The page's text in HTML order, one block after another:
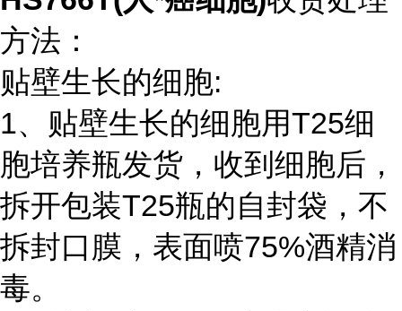
方法：
贴壁生长的细胞:
1、贴壁生长的细胞用T25细
胞培养瓶发货，收到细胞后，
拆开包装T25瓶的自封袋，不
拆封口膜，表面喷75%酒精消
毒。